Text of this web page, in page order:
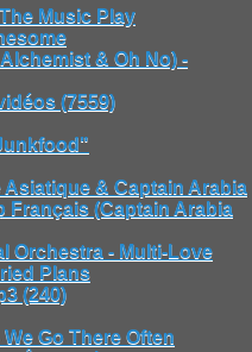
Music Play
& Oh No) -
(7559)
Asiatique & Captain Arabia
Français (Captain Arabia
Orchestra - Multi-Love
Plans
(240)
Go There Often